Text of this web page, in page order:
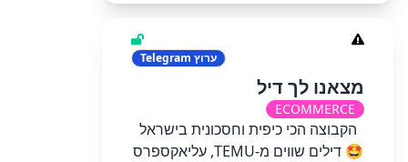
ערוץ
מצאנו לך דיל
ECOMMERCE
הקבוצה הכי כיפית וחסכונית בישראל
🤩 דילים שווים מ-TEMU, עליאקספרס